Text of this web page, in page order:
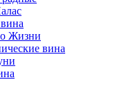
Жизни
вина